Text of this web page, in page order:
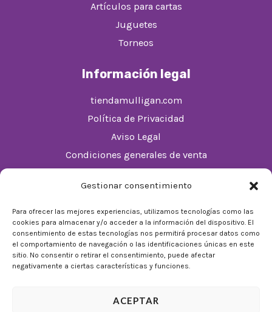
Gestionar consentimiento
Para ofrecer las mejores experiencias, utilizamos tecnologías como las
cookies para almacenar y/o acceder a la información del dispositivo. El
consentimiento de estas tecnologías nos permitirá procesar datos como
el comportamiento de navegación o las identificaciones únicas en este
sitio. No consentir o retirar el consentimiento, puede afectar
negativamente a ciertas características y funciones.
ACEPTAR
Artículos para cartas
Juguetes
Torneos
Información legal
tiendamulligan.com
Política de Privacidad
Aviso Legal
Condiciones generales de venta
De Lunes a Domingos de 10:00 a 22:00
Festivos sujetos al horario del Málaga Factory